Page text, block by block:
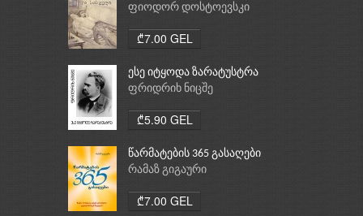
ფიოდორ დოსტოევსკი
₾7.00 GEL
ესე იტყოდა ზარატუსტრა
ფრიდრიხ ნიცშე
₾5.90 GEL
წარმატების 365 გასაღები
რამაზ გიგაური
₾7.00 GEL